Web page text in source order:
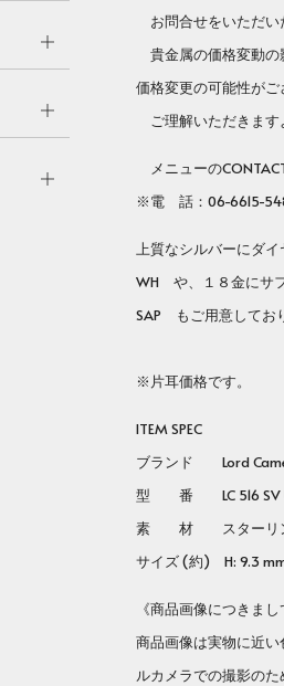
お問合せをいただい
貴金属の価格変動の
価格変更の可能性がご
ご理解いただきます
メニューの
※電 話：06-6615-
上質なシルバーにダ
WH や、１８金にサ
SAP もご用意してお
※片耳価格です。
ITEM SPEC
ブランド Lord
型 番 LC 516
素 材 スターリン
サイズ (約) H: 9.3
《商品画像につきまし
商品画像は実物に近
ルカメラでの撮影のた
tab
Open
tab
Open
tab
Open